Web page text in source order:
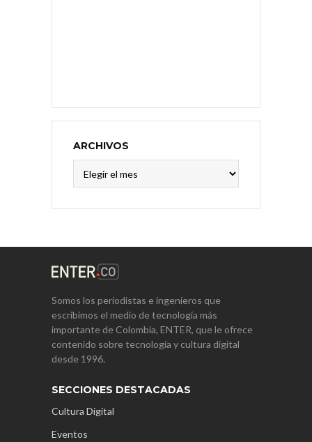
ARCHIVOS
Somos los periodistas e ingenieros que
escribimos el medio de tecnología más
importante de Colombia, ENTER, que le ofrece
contenido sobre tecnología y cultura digital
desde 1996.
SECCIONES DESTACADAS
Cultura Digital
Eventos